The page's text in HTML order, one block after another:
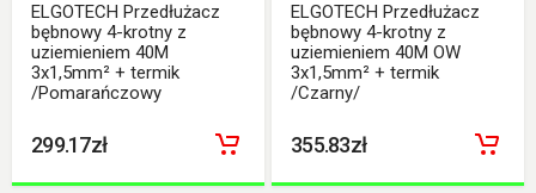
ELGOTECH Przedłużacz
bębnowy 4-krotny z
uziemieniem 40M
3x1,5mm² + termik
/Pomarańczowy
299.17zł
ELGOTECH Przedłużacz
bębnowy 4-krotny z
uziemieniem 40M OW
3x1,5mm² + termik
/Czarny/
355.83zł